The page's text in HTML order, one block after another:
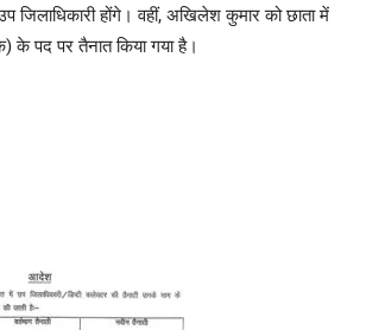
जिलाधिकारी होंगे। वहीं, अखिलेश कुमार को छाता में
के पद पर तैनात किया गया है।